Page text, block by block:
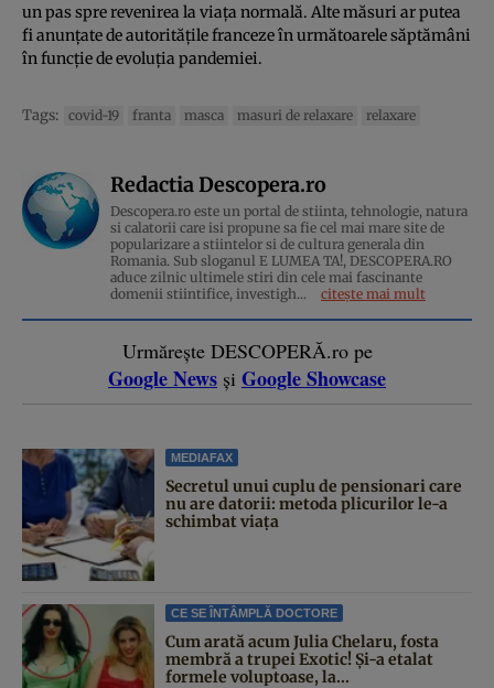
un pas spre revenirea la viața normală. Alte măsuri ar putea
fi anunțate de autoritățile franceze în următoarele săptămâni
în funcție de evoluția pandemiei.
Tags: covid-19 franta masca masuri de relaxare relaxare
Redactia Descopera.ro
Descopera.ro este un portal de stiinta, tehnologie, natura
si calatorii care isi propune sa fie cel mai mare site de
popularizare a stiintelor si de cultura generala din
Romania. Sub sloganul E LUMEA TA!, DESCOPERA.RO
aduce zilnic ultimele stiri din cele mai fascinante
domenii stiintifice, investigh...
citește mai mult
Urmărește DESCOPERĂ.ro pe
Google News și Google Showcase
MEDIAFAX
Secretul unui cuplu de pensionari care
nu are datorii: metoda plicurilor le-a
schimbat viața
CE SE ÎNTÂMPLĂ DOCTORE
Cum arată acum Julia Chelaru, fosta
membră a trupei Exotic! Și-a etalat
formele voluptoase, la...